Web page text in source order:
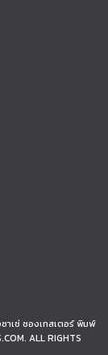
าเช่ ซองเทสเตอร์ พิมพ์
ALL RIGHTS